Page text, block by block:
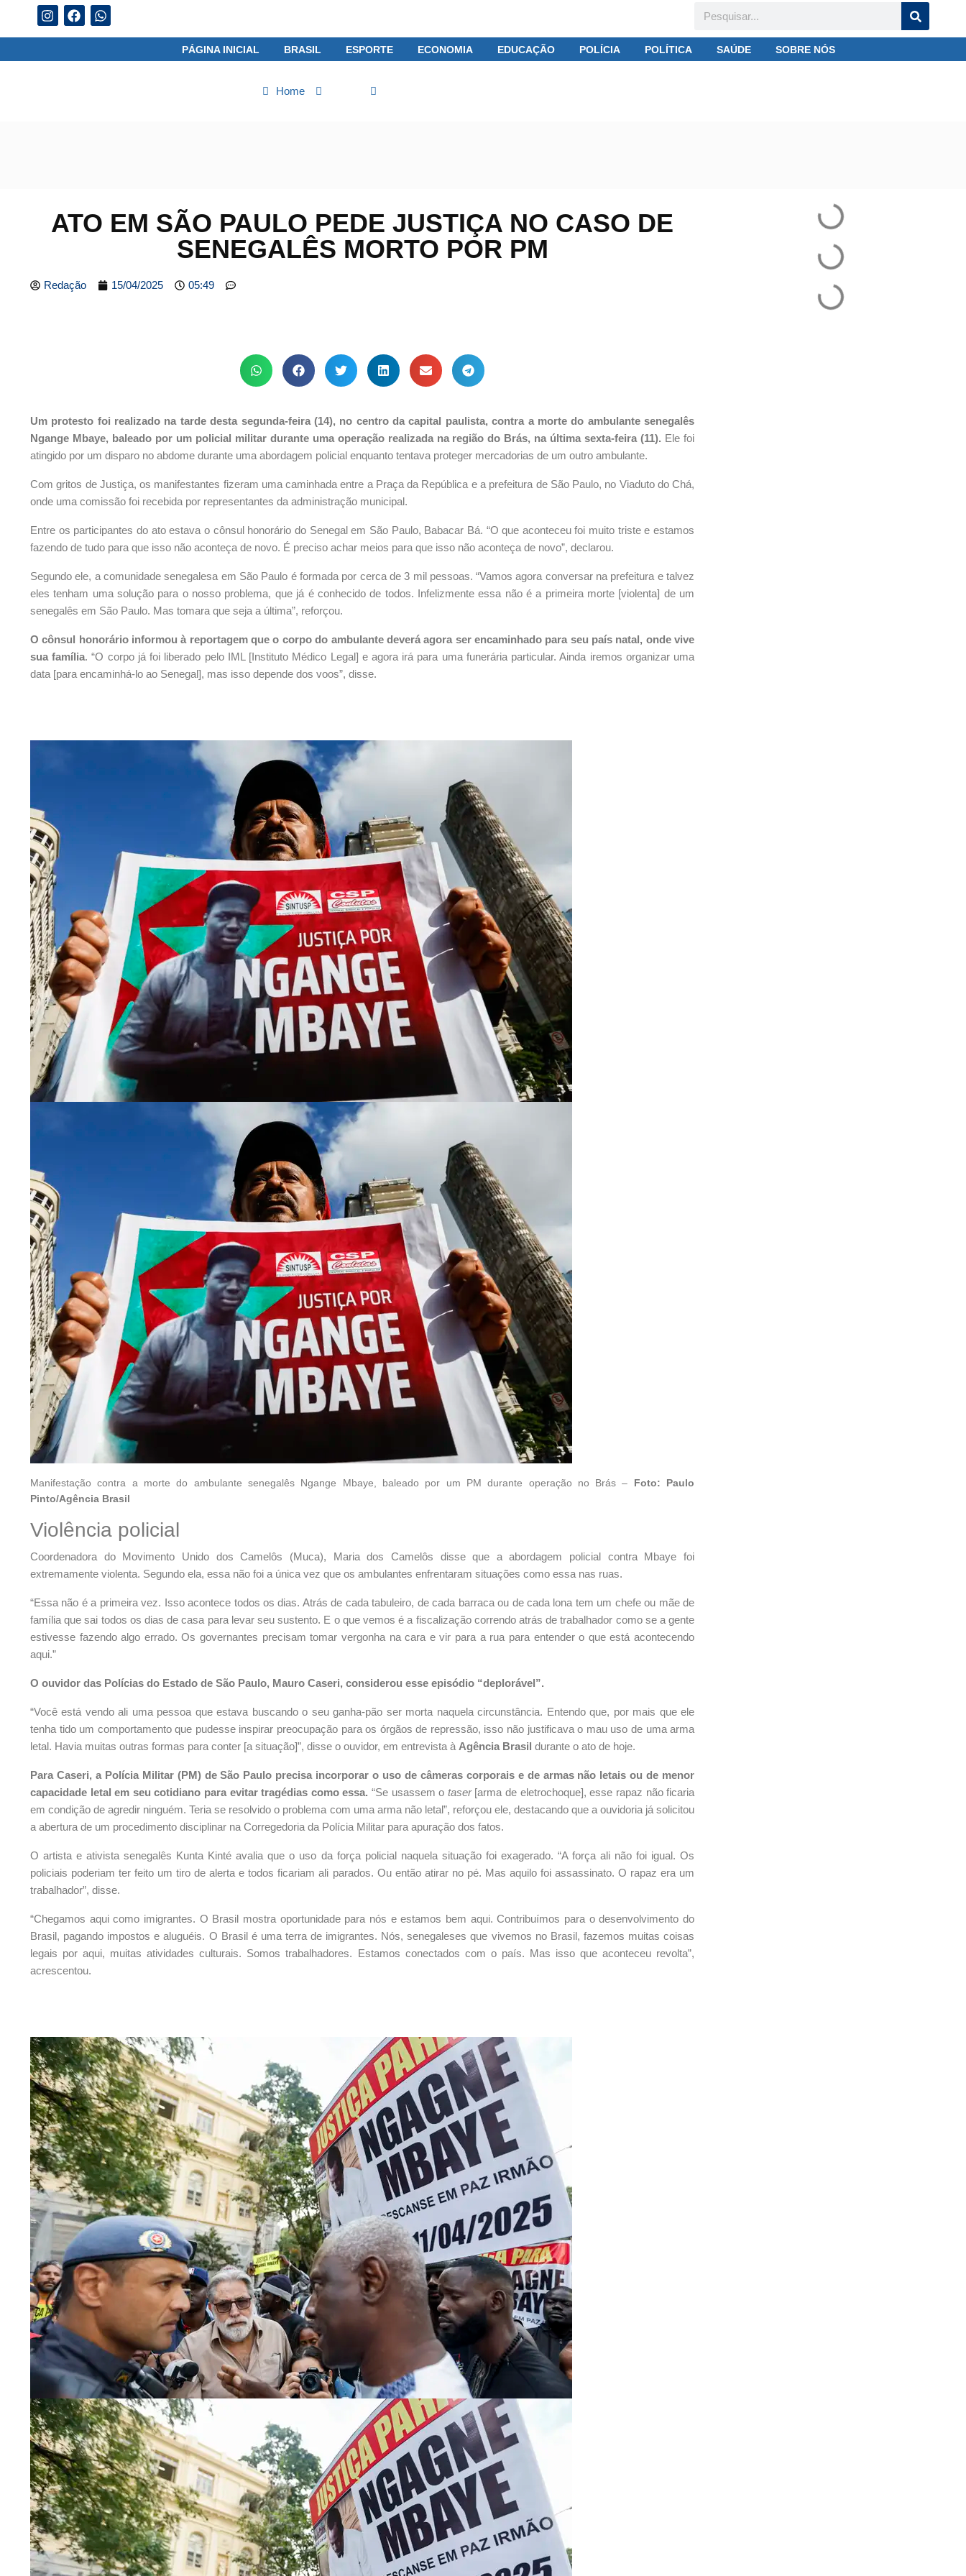
PÁGINA INICIAL BRASIL ESPORTE ECONOMIA EDUCAÇÃO POLÍCIA POLÍTICA SAÚDE SOBRE NÓS
Home
ATO EM SÃO PAULO PEDE JUSTIÇA NO CASO DE
SENEGALÊS MORTO POR PM
Redação 15/04/2025 05:49
Um protesto foi realizado na tarde desta segunda-feira (14), no centro da capital paulista, contra a morte do ambulante senegalês
Ngange Mbaye, baleado por um policial militar durante uma operação realizada na região do Brás, na última sexta-feira (11). Ele foi
atingido por um disparo no abdome durante uma abordagem policial enquanto tentava proteger mercadorias de um outro ambulante.
Com gritos de Justiça, os manifestantes fizeram uma caminhada entre a Praça da República e a prefeitura de São Paulo, no Viaduto do Chá,
onde uma comissão foi recebida por representantes da administração municipal.
Entre os participantes do ato estava o cônsul honorário do Senegal em São Paulo, Babacar Bá. “O que aconteceu foi muito triste e estamos
fazendo de tudo para que isso não aconteça de novo. É preciso achar meios para que isso não aconteça de novo”, declarou.
Segundo ele, a comunidade senegalesa em São Paulo é formada por cerca de 3 mil pessoas. “Vamos agora conversar na prefeitura e talvez
eles tenham uma solução para o nosso problema, que já é conhecido de todos. Infelizmente essa não é a primeira morte [violenta] de um
senegalês em São Paulo. Mas tomara que seja a última”, reforçou.
O cônsul honorário informou à reportagem que o corpo do ambulante deverá agora ser encaminhado para seu país natal, onde vive
sua família. “O corpo já foi liberado pelo IML [Instituto Médico Legal] e agora irá para uma funerária particular. Ainda iremos organizar uma
data [para encaminhá-lo ao Senegal], mas isso depende dos voos”, disse.
Manifestação contra a morte do ambulante senegalês Ngange Mbaye, baleado por um PM durante operação no Brás – Foto: Paulo
Pinto/Agência Brasil
Violência policial
Coordenadora do Movimento Unido dos Camelôs (Muca), Maria dos Camelôs disse que a abordagem policial contra Mbaye foi
extremamente violenta. Segundo ela, essa não foi a única vez que os ambulantes enfrentaram situações como essa nas ruas.
“Essa não é a primeira vez. Isso acontece todos os dias. Atrás de cada tabuleiro, de cada barraca ou de cada lona tem um chefe ou mãe de
família que sai todos os dias de casa para levar seu sustento. E o que vemos é a fiscalização correndo atrás de trabalhador como se a gente
estivesse fazendo algo errado. Os governantes precisam tomar vergonha na cara e vir para a rua para entender o que está acontecendo
aqui.”
O ouvidor das Polícias do Estado de São Paulo, Mauro Caseri, considerou esse episódio “deplorável”.
“Você está vendo ali uma pessoa que estava buscando o seu ganha-pão ser morta naquela circunstância. Entendo que, por mais que ele
tenha tido um comportamento que pudesse inspirar preocupação para os órgãos de repressão, isso não justificava o mau uso de uma arma
letal. Havia muitas outras formas para conter [a situação]”, disse o ouvidor, em entrevista à Agência Brasil durante o ato de hoje.
Para Caseri, a Polícia Militar (PM) de São Paulo precisa incorporar o uso de câmeras corporais e de armas não letais ou de menor
capacidade letal em seu cotidiano para evitar tragédias como essa. “Se usassem o taser[arma de eletrochoque], esse rapaz não ficaria
em condição de agredir ninguém. Teria se resolvido o problema com uma arma não letal”, reforçou ele, destacando que a ouvidoria já solicitou
a abertura de um procedimento disciplinar na Corregedoria da Polícia Militar para apuração dos fatos.
O artista e ativista senegalês Kunta Kinté avalia que o uso da força policial naquela situação foi exagerado. “A força ali não foi igual. Os
policiais poderiam ter feito um tiro de alerta e todos ficariam ali parados. Ou então atirar no pé. Mas aquilo foi assassinato. O rapaz era um
trabalhador”, disse.
“Chegamos aqui como imigrantes. O Brasil mostra oportunidade para nós e estamos bem aqui. Contribuímos para o desenvolvimento do
Brasil, pagando impostos e aluguéis. O Brasil é uma terra de imigrantes. Nós, senegaleses que vivemos no Brasil, fazemos muitas coisas
legais por aqui, muitas atividades culturais. Somos trabalhadores. Estamos conectados com o país. Mas isso que aconteceu revolta”,
acrescentou.